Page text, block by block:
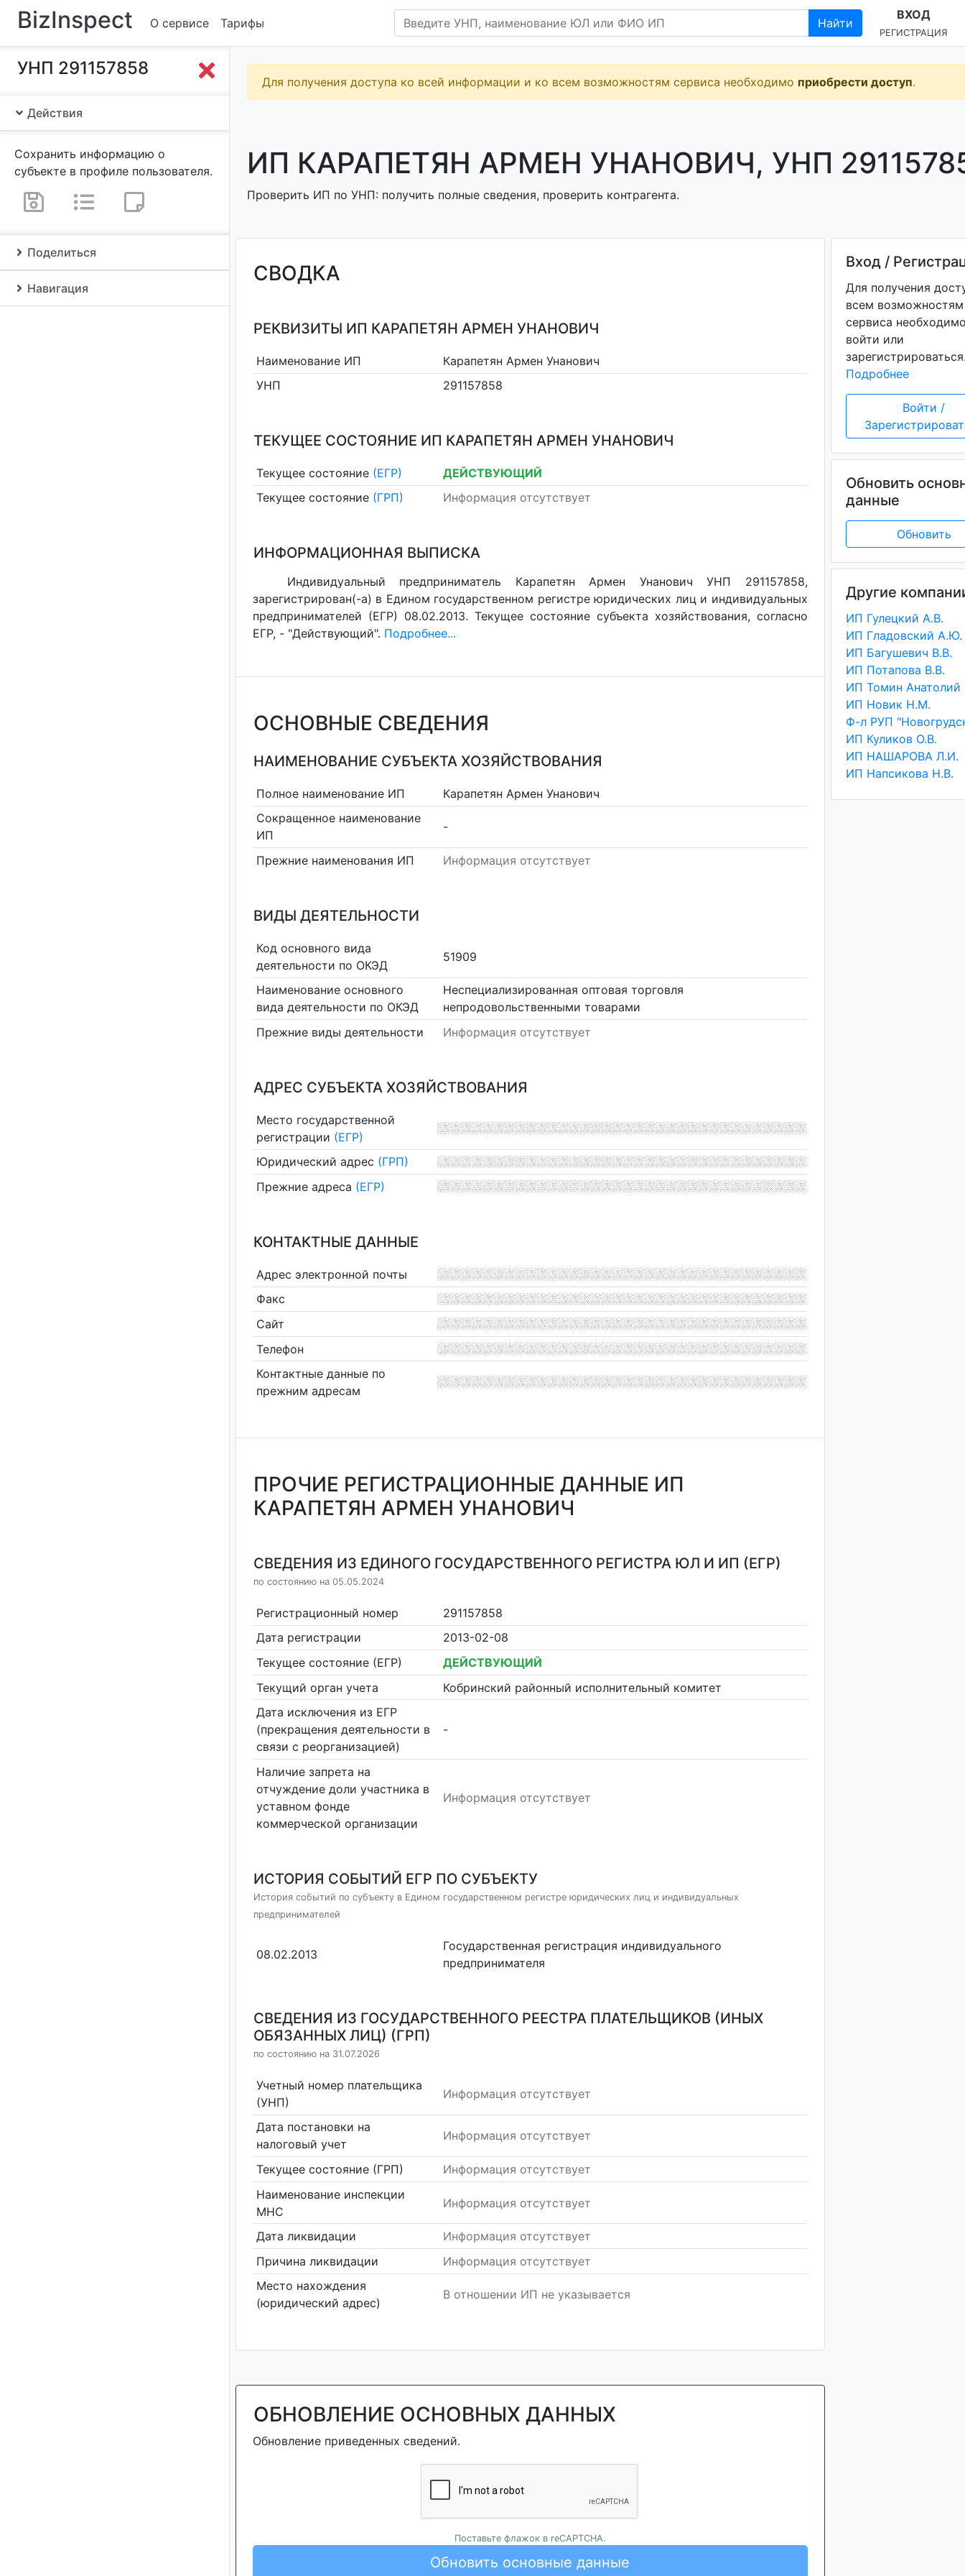
BizInspect О сервисе Тарифы Найти
ВХОД
РЕГИСТРАЦИЯ
УНП 291157858
Действия
Сохранить информацию о
субъекте в профиле пользователя.
Поделиться
Навигация
Для получения доступа ко всей информации и ко всем возможностям сервиса необходимо приобрести доступ.
ИП КАРАПЕТЯН АРМЕН УНАНОВИЧ, УНП
Проверить ИП по УНП: получить полные сведения, проверить контрагента.
СВОДКА
РЕКВИЗИТЫ ИП КАРАПЕТЯН АРМЕН УНАНОВИЧ
Наименование ИП
Карапетян Армен Унанович
УНП
291157858
ТЕКУЩЕЕ СОСТОЯНИЕ ИП КАРАПЕТЯН АРМЕН УНАНОВИЧ
Текущее состояние (ЕГР)
ДЕЙСТВУЮЩИЙ
Текущее состояние (ГРП) Информация отсутствует
ИНФОРМАЦИОННАЯ ВЫПИСКА
Индивидуальный предприниматель Карапетян Армен Унанович УНП 291157858,
зарегистрирован(-а) в Едином государственном регистре юридических лиц и индивидуальных
предпринимателей (ЕГР) 08.02.2013. Текущее состояние субъекта хозяйствования, согласно
ЕГР, - "Действующий". Подробнее...
ОСНОВНЫЕ СВЕДЕНИЯ
НАИМЕНОВАНИЕ СУБЪЕКТА ХОЗЯЙСТВОВАНИЯ
Полное наименование ИП
Карапетян Армен Унанович
Сокращенное наименование
ИП
-
Прежние наименования ИП Информация отсутствует
ВИДЫ ДЕЯТЕЛЬНОСТИ
Код основного вида
деятельности по ОКЭД
51909
Наименование основного
вида деятельности по ОКЭД
Неспециализированная оптовая торговля
непродовольственными товарами
Прежние виды деятельности
Информация отсутствует
АДРЕС СУБЪЕКТА ХОЗЯЙСТВОВАНИЯ
Место государственной
регистрации (ЕГР)
Юридический адрес (ГРП)
Прежние адреса (ЕГР)
КОНТАКТНЫЕ ДАННЫЕ
Адрес электронной почты
Факс
Сайт
Телефон
Контактные данные по
прежним адресам
ПРОЧИЕ РЕГИСТРАЦИОННЫЕ ДАННЫЕ ИП
КАРАПЕТЯН АРМЕН УНАНОВИЧ
СВЕДЕНИЯ ИЗ ЕДИНОГО ГОСУДАРСТВЕННОГО РЕГИСТРА ЮЛ И ИП (ЕГР)
по состоянию на 05.05.2024
Регистрационный номер
291157858
Дата регистрации
2013-02-08
Текущее состояние (ЕГР)
ДЕЙСТВУЮЩИЙ
Текущий орган учета
Кобринский районный исполнительный комитет
Дата исключения из ЕГР
(прекращения деятельности в
связи с реорганизацией)
-
Наличие запрета на
отчуждение доли участника в
уставном фонде
коммерческой организации
Информация отсутствует
ИСТОРИЯ СОБЫТИЙ ЕГР ПО СУБЪЕКТУ
История событий по субъекту в Едином государственном регистре юридических лиц и индивидуальных
предпринимателей
08.02.2013
Государственная регистрация индивидуального
предпринимателя
СВЕДЕНИЯ ИЗ ГОСУДАРСТВЕННОГО РЕЕСТРА ПЛАТЕЛЬЩИКОВ (ИНЫХ
ОБЯЗАННЫХ ЛИЦ) (ГРП)
по состоянию на 31.07.2026
Учетный номер плательщика
(УНП)
Информация отсутствует
Дата постановки на
налоговый учет
Информация отсутствует
Текущее состояние (ГРП)
Информация отсутствует
Наименование инспекции
МНС
Информация отсутствует
Дата ликвидации
Информация отсутствует
Причина ликвидации
Информация отсутствует
Место нахождения
(юридический адрес)
В отношении ИП не указывается
ОБНОВЛЕНИЕ ОСНОВНЫХ ДАННЫХ
Обновление приведенных сведений.
Поставьте флажок в reCAPTCHA.
Обновить основные данные
Вход /
Для получения
всем возможностям
сервиса
войти или
Подробнее
Войти /
Обновить
данные
Обновить
Другие
ИП Гулецкий А.В.
ИП Гладовский А.Ю.
ИП Багушевич В.В.
ИП Потапова В.В.
ИП Новик Н.М.
ИП Куликов О.В.
ИП НАШАРОВА Л.И.
ИП Напсикова Н.В.